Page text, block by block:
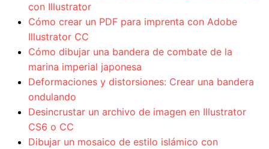
con Illustrator
Cómo crear un PDF para imprenta con Adobe
Illustrator CC
Cómo dibujar una bandera de combate de la
marina imperial japonesa
Deformaciones y distorsiones: Crear una bandera
ondulando
Desincrustar un archivo de imagen en Illustrator
CS6 o CC
Dibujar un mosaico de estilo islámico con